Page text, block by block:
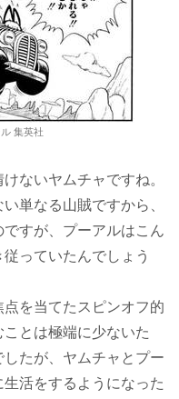
集英社
ないヤムチャですね。
単なる山賊ですから、
すが、プーアルはこん
っていたんでしょう
点を当てたスピンオフ的
とは極端に少ないた
たが、ヤムチャとプー
活をするようになった